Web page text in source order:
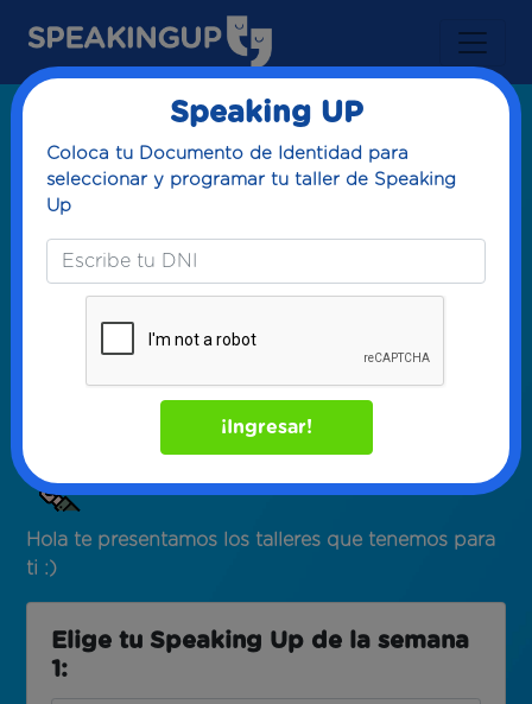
Speaking UP
Coloca tu Documento de Identidad para
seleccionar y programar tu taller de Speaking
Up
¡Ingresar!
Te damos la
bienvenida a
Speaking Up
Hola te presentamos los talleres que tenemos para
ti :)
Elige tu Speaking Up de la semana
1: